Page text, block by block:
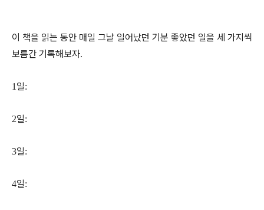
이 책을 읽는 동안 매일 그날 일어났던 기분 좋았던 일을 세 가지씩
보름간 기록해보자.
1일:
2일:
3일:
4일: